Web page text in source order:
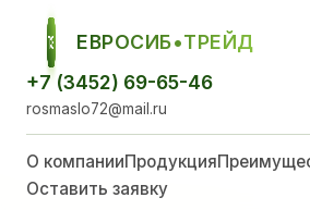
ЕСТ
ЕВРОСИБ•ТРЕЙД
+7 (3452) 69-65-46
rosmaslo72@mail.ru
О компанииПродукция
Оставить заявку